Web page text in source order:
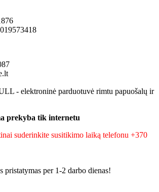
- elektroninė parduotuvė rimtu papuošalų ir
prekyba tik internetu
suderinkite susitikimo laiką telefonu +370
pristatymas per 1-2 darbo dienas!